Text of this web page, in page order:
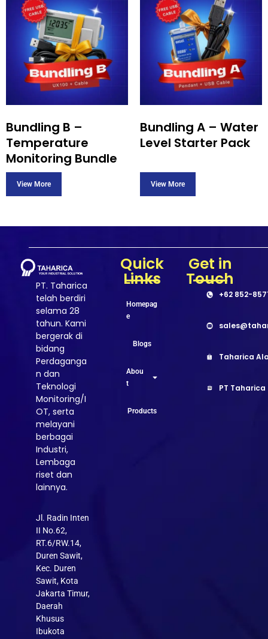
Bundling B –
Temperature
Monitoring Bundle
Bundling A – Water
Level Starter Pack
PT. Taharica
telah berdiri
selama 28
tahun. Kami
bergerak di
bidang
Perdaganga
n dan
Teknologi
Monitoring/I
OT, serta
melayani
berbagai
Industri,
Lembaga
riset dan
lainnya.
Jl. Radin Inten
II No.62,
RT.6/RW.14,
Duren Sawit,
Kec. Duren
Sawit, Kota
Jakarta Timur,
Daerah
Khusus
Ibukota
Quick
Links
Homepag
e
Blogs
Abou
t
Products
Get in
Touch
+62 852-
Taharica
PT Taharica